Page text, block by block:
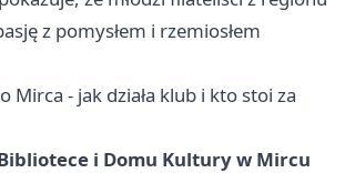
z pomysłem i rzemiosłem
Mirca - jak działa klub i kto stoi za
i Domu Kultury w Mircu